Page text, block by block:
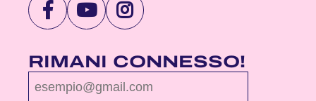
VISITA
PAGINA
FACEBOOK
DI
VISITA
PAGINA
YOUTUBE
DI
VISITA
PAGINA
INSTAGRAM
DI
RIMANI CONNESSO!